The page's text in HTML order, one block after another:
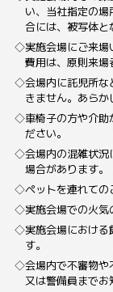
い、当社指定の
合には、被写体と
実施会場にご来
費用は、原則来場
会場内に託児所
きません。あらか
車椅子の方や介助
ださい。
会場内の混雑状況
場合があります。
ペットを連れての
実施会場での火気
実施会場におけ
す。
会場内で不審物
又は警備員までお